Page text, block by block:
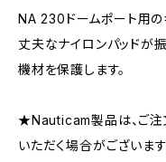
NA 230ドームポート用の
丈夫なナイロンパッドが
機材を保護します。
★Nauticam製品は、ご注
いただく場合がございます